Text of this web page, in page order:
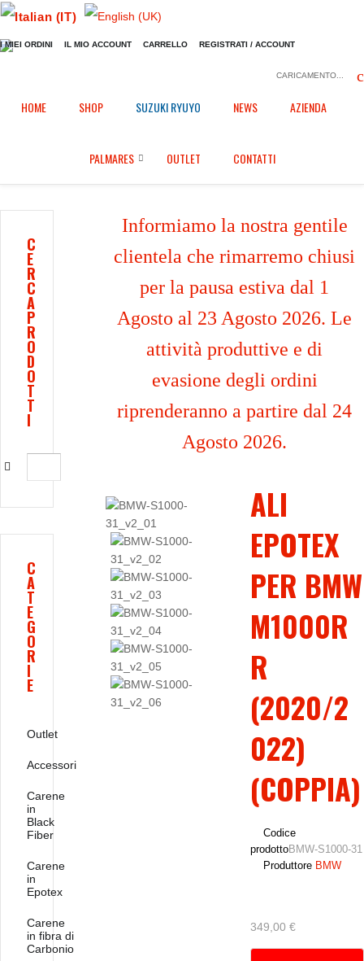
I MIEI ORDINI IL MIO ACCOUNT CARRELLO REGISTRATI / ACCOUNT
CARICAMENTO...
HOME SHOP SUZUKI RYUYO NEWS AZIENDA
PALMARES OUTLET CONTATTI
Home / Shop / Carene in Epotex /
Informiamo la nostra gentile
clientela che rimarremo chiusi
per la pausa estiva dal 1
Agosto al 23 Agosto 2026. Le
attività produttive e di
evasione degli ordini
riprenderanno a partire dal 24
Agosto 2026.
ALI
EPOTEX
PER BMW
M1000R
R
(2020/2
022)
(COPPIA)
Codice
prodottoBMW-S1000-31
Produttore BMW
349,00 €
C
E
R
C
A
P
R
O
D
O
T
T
I
C
A
T
E
G
O
R
I
E
Outlet
Accessori
Carene
in
Black
Fiber
Carene
in
Epotex
Carene
in fibra di
Carbonio